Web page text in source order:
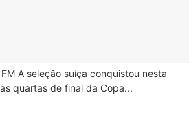
A seleção suíça conquistou nesta
quartas de final da Copa...